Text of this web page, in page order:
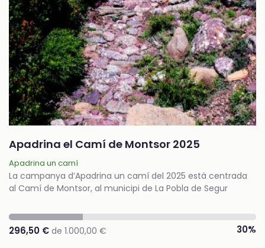
Apadrina el Camí de Montsor 2025
Apadrina un camí
La campanya d’Apadrina un camí del 2025 està centrada
al Camí de Montsor, al municipi de La Pobla de Segur
296,50 € de 1.000,00 € 30%